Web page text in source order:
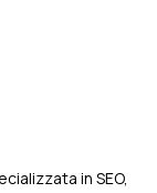
in SEO,